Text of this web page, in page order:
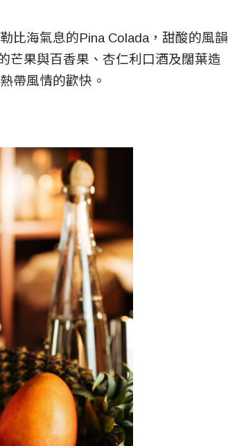
比海氣息的Pina Colada，甜酸的風韻
芒果與百香果、杏仁利口酒及闊葉造
帶風情的歡快。